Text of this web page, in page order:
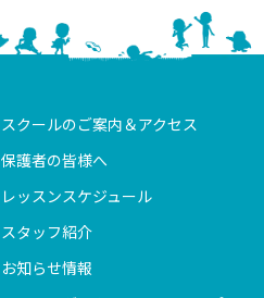
スクールのご案内＆アクセス
保護者の皆様へ
レッスンスケジュール
スタッフ紹介
お知らせ情報